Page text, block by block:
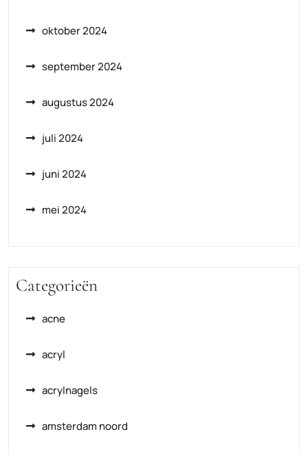
oktober 2024
september 2024
augustus 2024
juli 2024
juni 2024
mei 2024
Categorieën
acne
acryl
acrylnagels
amsterdam noord